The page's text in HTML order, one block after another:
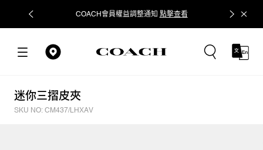
COACH會員權益調整通知 點擊查看 立即追蹤
迷你三摺皮夾
SKU NO: CM437/LHXAV